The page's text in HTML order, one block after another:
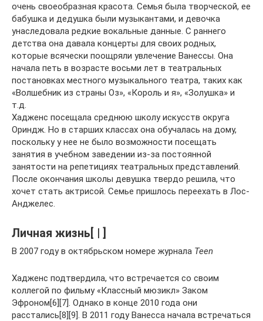
очень своеобразная красота. Семья была творческой, ее
бабушка и дедушка были музыкантами, и девочка
унаследовала редкие вокальные данные. С раннего
детства она давала концерты для своих родных,
которые всячески поощряли увлечение Ванессы. Она
начала петь в возрасте восьми лет в театральных
постановках местного музыкального театра, таких как
«Волшебник из страны Оз», «Король и я», «Золушка» и
т.д.
Хадженс посещала среднюю школу искусств округа
Ориндж. Но в старших классах она обучалась на дому,
поскольку у нее не было возможности посещать
занятия в учебном заведении из-за постоянной
занятости на репетициях театральных представлений.
После окончания школы девушка твердо решила, что
хочет стать актрисой. Семье пришлось переехать в Лос-
Анджелес.
Личная жизнь[ | ]
В 2007 году в октябрьском номере журнала Teen
Хадженс подтвердила, что встречается со своим
коллегой по фильму «Классный мюзикл» Заком
Эфроном[6][7]. Однако в конце 2010 года они
расстались[8][9]. В 2011 году Ванесса начала встречаться